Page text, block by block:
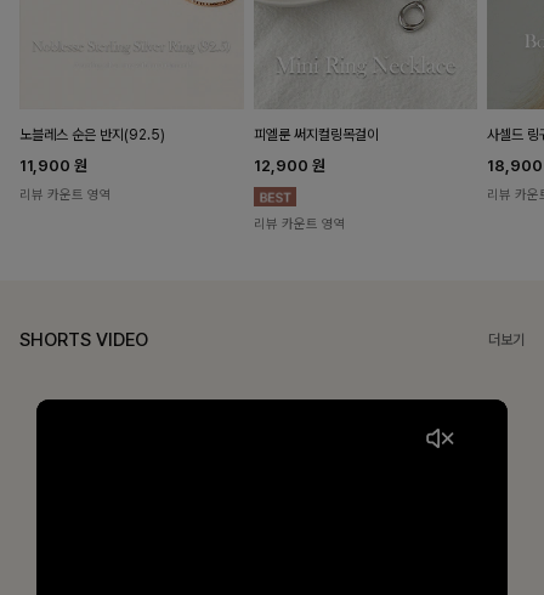
노블레스 순은 반지(92.5)
11,900 원
리뷰 카운트 영역
피엘룬 써지컬링목걸이
12,900 원
리뷰 카운트 영역
사셀드 링
리뷰 카운
SHORTS VIDEO 더보기